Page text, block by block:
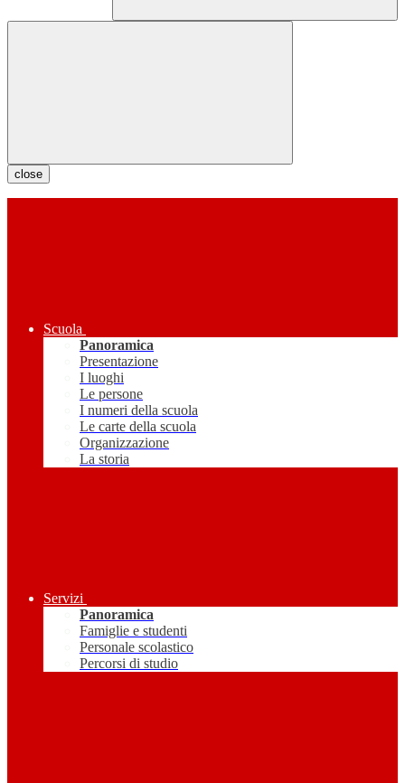
close
Scuola
Panoramica
Presentazione
I luoghi
Le persone
I numeri della scuola
Le carte della scuola
Organizzazione
La storia
Servizi
Panoramica
Famiglie e studenti
Personale scolastico
Percorsi di studio